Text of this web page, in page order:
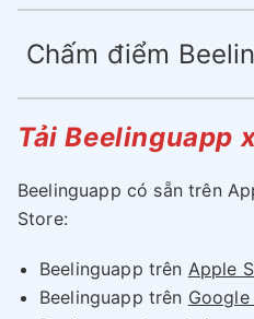
Chấm điểm
Tải Beelinguapp
Beelinguapp có sẵn trên
Store:
Beelinguapp trên Apple
Beelinguapp trên